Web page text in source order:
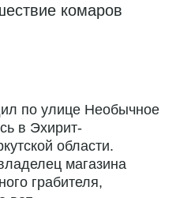
комаров
по улице Необычное
в Эхирит-
области.
магазина
грабителя,